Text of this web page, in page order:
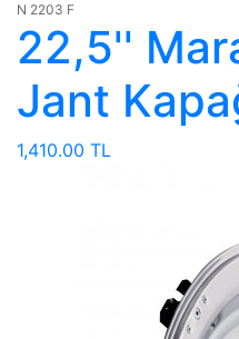
N 2203 F
22,5''
Jant
1,410.00 TL